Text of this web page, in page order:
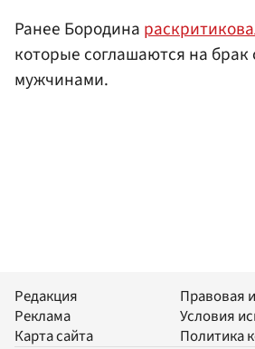
Ранее Бородина
которые соглашаются на
мужчинами.
Редакция
Реклама
Карта сайта
Правовая
Условия
Политика